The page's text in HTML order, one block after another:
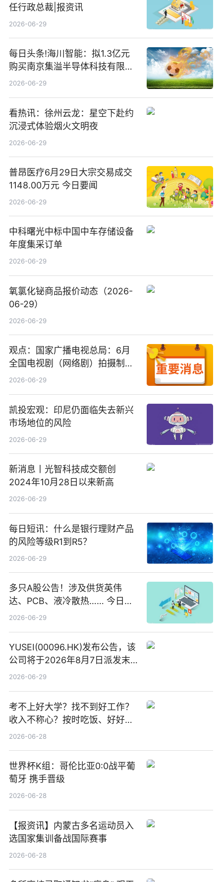
任行政总裁|报资讯
2026-06-29
每日头条!海川智能：拟1.3亿元
购买南京集溢半导体科技有限公
司15.3%股权
2026-06-29
看热讯：徐州云龙：星空下赴约
沉浸式体验烟火文明夜
2026-06-29
普昂医疗6月29日大宗交易成交
1148.00万元 今日要闻
2026-06-29
中科曙光中标中国中车存储设备
年度集采订单
2026-06-29
氧氯化铋商品报价动态（2026-
06-29）
2026-06-29
观点：国家广播电视总局：6月
全国电视剧（网络剧）拍摄制作
备案公示剧目197部
2026-06-29
凯投宏观：印尼仍面临失去新兴
市场地位的风险
2026-06-29
新消息丨光智科技成交额创
2024年10月28日以来新高
2026-06-29
每日短讯：什么是银行理财产品
的风险等级R1到R5？
2026-06-29
多只A股公告！涉及供货英伟
达、PCB、液冷散热…… 今日快
讯
2026-06-29
YUSEI(00096.HK)发布公告，该
公司将于2026年8月7日派发末
期股息每股人民币0.013元 每日
2026-06-29
考不上好大学？找不到好工作？
收入不称心？按时吃饭、好好睡
觉
2026-06-28
世界杯K组：哥伦比亚0:0战平葡
萄牙 携手晋级
2026-06-28
【报资讯】内蒙古多名运动员入
选国家集训备战国际赛事
2026-06-28